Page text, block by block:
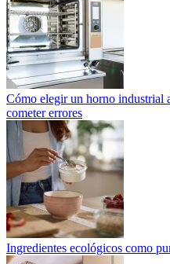
Cómo elegir un horno industrial
cometer errores
Ingredientes ecológicos como